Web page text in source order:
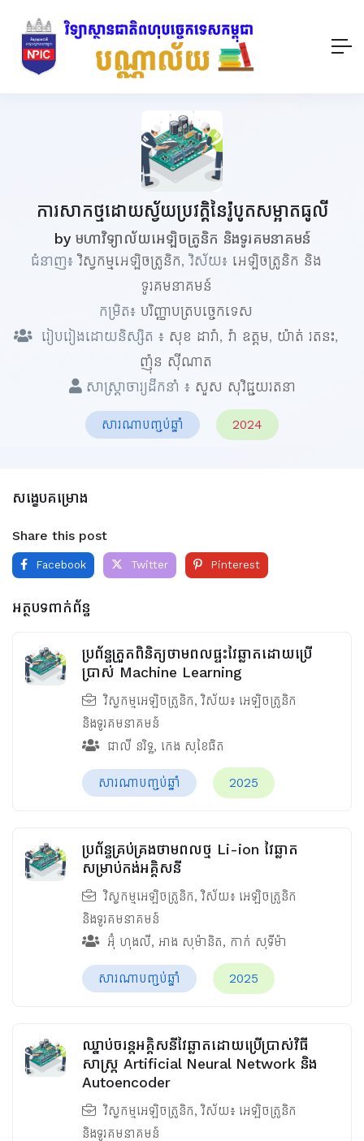
ការសាកថ្មដោយស្វ័យប្រវត្តិនៃរ៉ូបូតសម្អាតធូលី
by មហាវិទ្យាល័យអេឡិចត្រូនិក និងទូរគមនាគមន៍
ជំនាញ៖វិស្វកម្មអេឡិចត្រូនិក, វិស័យ៖ អេឡិចត្រូនិក និង
ទូរគមនាគមន៍
កម្រិត៖ បរិញ្ញាបត្របច្ចេកទេស
រៀបរៀងដោយនិស្សិត ៖ សុខ ដារ៉ា, វ៉ា ឧត្តម, យ៉ាត់ រតនះ,
ញ៉ុន ស៊ីណាត
សាស្ត្រាចារ្យដឹកនាំ ៖ សួស សុវិជ្ជយរតនា
សារណាបញ្ចប់ឆ្នាំ 2024
សង្ខេបគម្រោង
Share this post
Facebook Twitter Pinterest
អត្ថបទពាក់ព័ន្ធ
ប្រព័ន្ធត្រួតពិនិត្យថាមពលផ្ទះវៃឆ្លាតដោយប្រើ
ប្រាស់ Machine Learning
វិស្វកម្មអេឡិចត្រូនិក, វិស័យ៖ អេឡិចត្រូនិក
និងទូរគមនាគមន៍
ជាលី នរិទ្ធ, កេង សុខៃធិត
សារណាបញ្ចប់ឆ្នាំ 2025
ប្រព័ន្ធគ្រប់គ្រងថាមពលថ្ម​ Li-ion វៃឆ្លាត
សម្រាប់កង់អគ្គិសនី
វិស្វកម្មអេឡិចត្រូនិក, វិស័យ៖ អេឡិចត្រូនិក
និងទូរគមនាគមន៍
អ៊ុំ ហុងលី, អាង សុម៉ានិត, កាក់ សុទីម៉ា
សារណាបញ្ចប់ឆ្នាំ 2025
ឈ្នាប់ចរន្តអគ្គិសនីវៃឆ្លាតដោយប្រើប្រាស់វិធី
សាស្រ្ត Artificial Neural Network និង
Autoencoder
វិស្វកម្មអេឡិចត្រូនិក, វិស័យ៖ អេឡិចត្រូនិក
និងទូរគមនាគមន៍